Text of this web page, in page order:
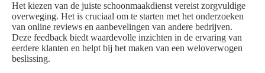
Het kiezen van de juiste schoonmaakdienst vereist zorgvuldige
overweging. Het is cruciaal om te starten met het onderzoeken
van online reviews en aanbevelingen van andere bedrijven.
Deze feedback biedt waardevolle inzichten in de ervaring van
eerdere klanten en helpt bij het maken van een weloverwogen
beslissing.